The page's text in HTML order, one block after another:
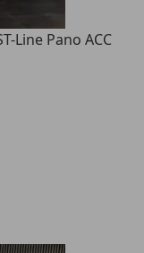
Line Pano ACC